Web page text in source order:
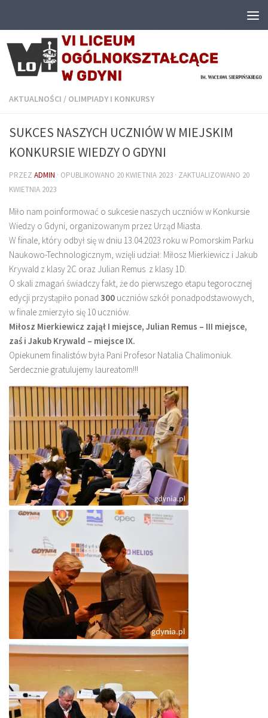
AKTUALNOŚCI / OLIMPIADY I KONKURSY
SUKCES NASZYCH UCZNIÓW W MIEJSKIM
KONKURSIE WIEDZY O GDYNI
PRZEZ ADMIN · OPUBLIKOWANO 20 KWIETNIA 2023 · ZAKTUALIZOWANO 20
KWIETNIA 2023
Miło nam poinformować o sukcesie naszych uczniów w Konkursie
Wiedzy o Gdyni, organizowanym przez Urząd Miasta.
W finale, który odbył się w dniu 13.04.2023 roku w Pomorskim Parku
Naukowo-Technologicznym, wzięli udział: Miłosz Mierkiewicz i Jakub
Krywald z klasy 2C oraz Julian Remus z klasy 1D.
O skali zmagań świadczy fakt, że do pierwszego etapu tegorocznej
edycji przystąpiło ponad 300 uczniów szkół ponadpodstawowych,
w finale zmierzyło się 10 uczniów.
Miłosz Mierkiewicz zajął I miejsce, Julian Remus – III miejsce,
zaś i Jakub Krywald – miejsce IX.
Opiekunem finalistów była Pani Profesor Natalia Chalimoniuk.
Serdecznie gratulujemy laureatom!!!